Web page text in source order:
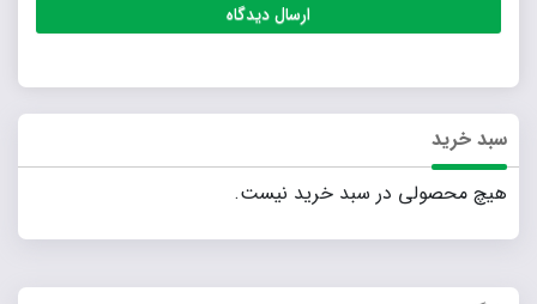
سبد خرید
هیچ محصولی در سبد خرید نیست.